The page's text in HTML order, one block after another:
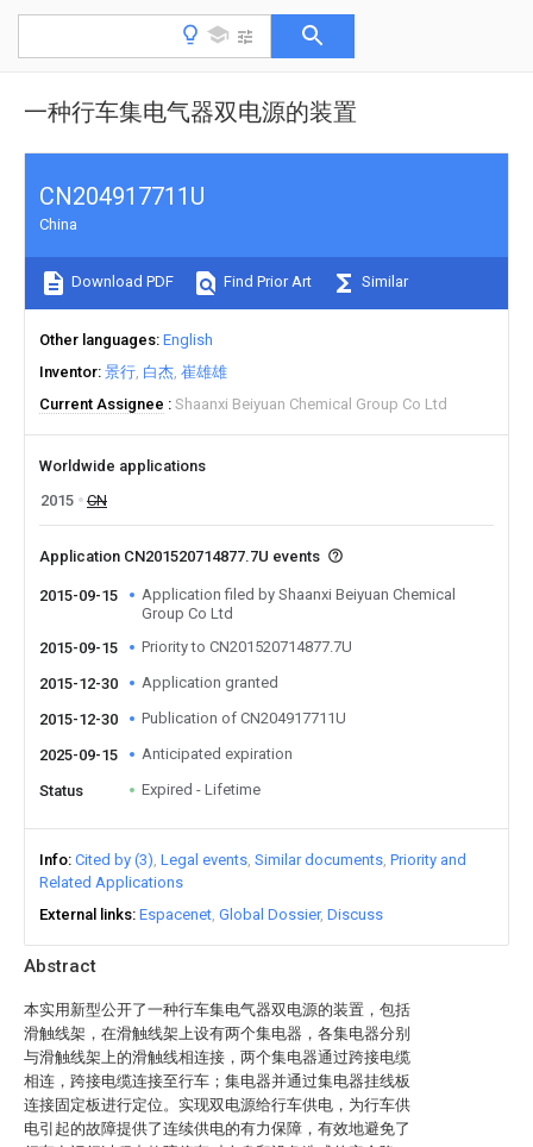
一种行车集电气器双电源的装置
Abstract
本实用新型公开了一种行车集电气器双电源的装置，包括
滑触线架，在滑触线架上设有两个集电器，各集电器分别
与滑触线架上的滑触线相连接，两个集电器通过跨接电缆
相连，跨接电缆连接至行车；集电器并通过集电器挂线板
连接固定板进行定位。实现双电源给行车供电，为行车供
电引起的故障提供了连续供电的有力保障，有效地避免了
CN204917711U
China
Download PDF Find Prior Art Similar
Other languages English
Inventor 景行 白杰 崔雄雄
Current Assignee
Shaanxi Beiyuan Chemical Group Co Ltd
Worldwide applications
2015
CN
Application CN201520714877.7U events
2015-09-15
Application filed by Shaanxi Beiyuan Chemical
Group Co Ltd
2015-09-15
Priority to CN201520714877.7U
2015-12-30 Application granted
2015-12-30 Publication of CN204917711U
2025-09-15 Anticipated expiration
Status Expired - Lifetime
Info Cited by (3) Legal events Similar documents Priority and
Related Applications
External links Espacenet Global Dossier Discuss